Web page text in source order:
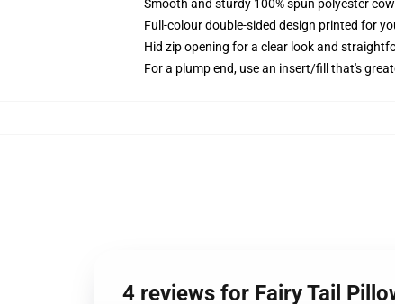
Smooth and sturdy 100% spun polyester
Full-colour double-sided design printed for
Hid zip opening for a clear look and
For a plump end, use an insert/fill that's
4 reviews for Fairy Tail